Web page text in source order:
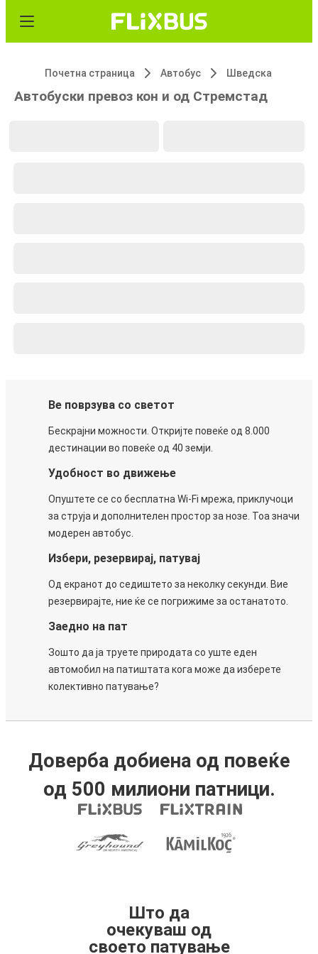
Почетна страница Автобус Шведска
Автобуски превоз кон и од Стремстад
Ве поврзува со светот
Бескрајни можности. Откријте повеќе од 8.000
дестинации во повеќе од 40 земји.
Удобност во движење
Опуштете се со бесплатна Wi-Fi мрежа, приклучоци
за струја и дополнителен простор за нозе. Тоа значи
модерен автобус.
Избери, резервирај, патувај
Од екранот до седиштето за неколку секунди. Вие
резервирајте, ние ќе се погрижиме за останатото.
Заедно на пат
Зошто да ја труете природата со уште еден
автомобил на патиштата кога може да изберете
колективно патување?
Доверба добиена од повеќе
од 500 милиони патници.
Што да
очекуваш од
своето патување